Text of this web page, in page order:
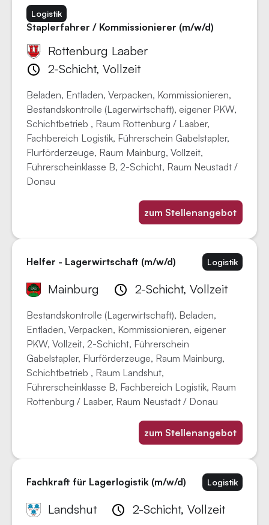
Staplerfahrer / Kommissionierer (m/w/d)
Logistik
Rottenburg Laaber
2-Schicht, Vollzeit
Beladen, Entladen, Verpacken, Kommissionieren,
Bestandskontrolle (Lagerwirtschaft), eigener PKW,
Schichtbetrieb , Raum Rottenburg / Laaber,
Fachbereich Logistik, Führerschein Gabelstapler,
Flurförderzeuge, Raum Mainburg, Vollzeit,
Führerscheinklasse B, 2-Schicht, Raum Neustadt /
Donau
zum Stellenangebot
Helfer - Lagerwirtschaft (m/w/d) Logistik
Mainburg 2-Schicht, Vollzeit
Bestandskontrolle (Lagerwirtschaft), Beladen,
Entladen, Verpacken, Kommissionieren, eigener
PKW, Vollzeit, 2-Schicht, Führerschein
Gabelstapler, Flurförderzeuge, Raum Mainburg,
Schichtbetrieb , Raum Landshut,
Führerscheinklasse B, Fachbereich Logistik, Raum
Rottenburg / Laaber, Raum Neustadt / Donau
zum Stellenangebot
Fachkraft für Lagerlogistik (m/w/d) Logistik
Landshut 2-Schicht, Vollzeit